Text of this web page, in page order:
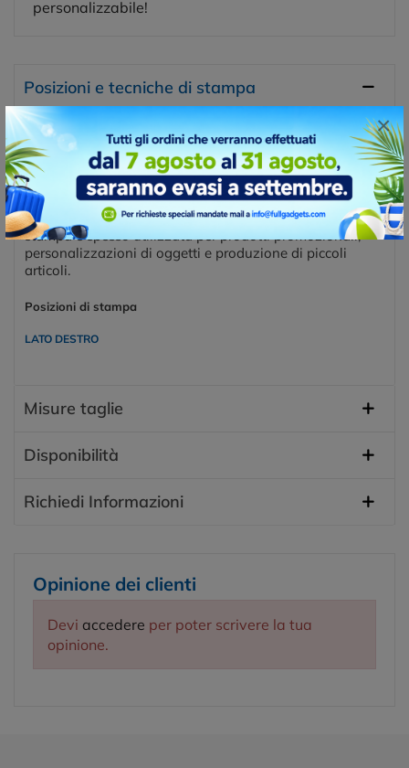
×
personalizzabile!
Posizioni e tecniche di stampa
TAMPOGRAFIA
La tampografia è una tecnica di stampa che consente di
trasferire un'immagine o un design su superfici
tridimensionali o irregolari, come oggetti, giocattoli,
penne, tazze e molti altri materiali. Questa tecnica di
stampa è spesso utilizzata per prodotti promozionali,
personalizzazioni di oggetti e produzione di piccoli
articoli.
Posizioni di stampa
LATO DESTRO
Misure taglie
Disponibilità
Richiedi Informazioni
Opinione dei clienti
Devi accedere per poter scrivere la tua
opinione.